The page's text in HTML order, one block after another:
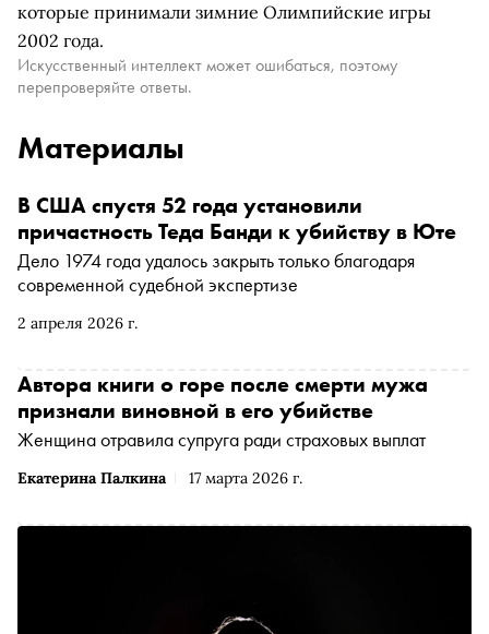
которые принимали зимние Олимпийские игры
2002 года.
Искусственный интеллект может ошибаться, поэтому
перепроверяйте ответы.
Материалы
2 апреля 2026 г.
В США спустя 52 года установили
причастность Теда Банди к убийству в Юте
Дело 1974 года удалось закрыть только благодаря
современной судебной экспертизе
Екатерина Палкина 17 марта 2026 г.
Автора книги о горе после смерти мужа
признали виновной в его убийстве
Женщина отравила супруга ради страховых выплат